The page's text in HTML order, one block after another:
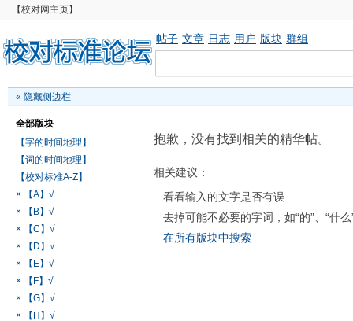
【校对网主页】
帖子 文章 日志 用户 版块 群组
« 隐藏侧边栏
全部版块
【字的时间地理】
【词的时间地理】
【校对标准A-Z】
× 【A】√
× 【B】√
× 【C】√
× 【D】√
× 【E】√
× 【F】√
× 【G】√
× 【H】√
抱歉，没有找到相关的精华帖。
相关建议：
看看输入的文字是否有误
去掉可能不必要的字词，如“的”、“什么
在所有版块中搜索